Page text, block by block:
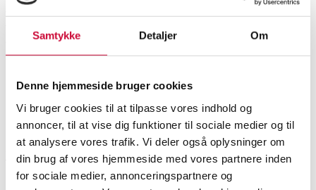
Samtykke Detaljer Om
Denne hjemmeside bruger cookies
Vi bruger cookies til at tilpasse vores indhold og
annoncer, til at vise dig funktioner til sociale medier og til
at analysere vores trafik. Vi deler også oplysninger om
din brug af vores hjemmeside med vores partnere inden
for sociale medier, annonceringspartnere og
Dinnerware, tea sets, coffee sets
B&G: Various frame parts for
the 'Seagull frame' with gold
SHOWROOM
Hørsholm DKK 2,400
ITEM NUMBER
6539210